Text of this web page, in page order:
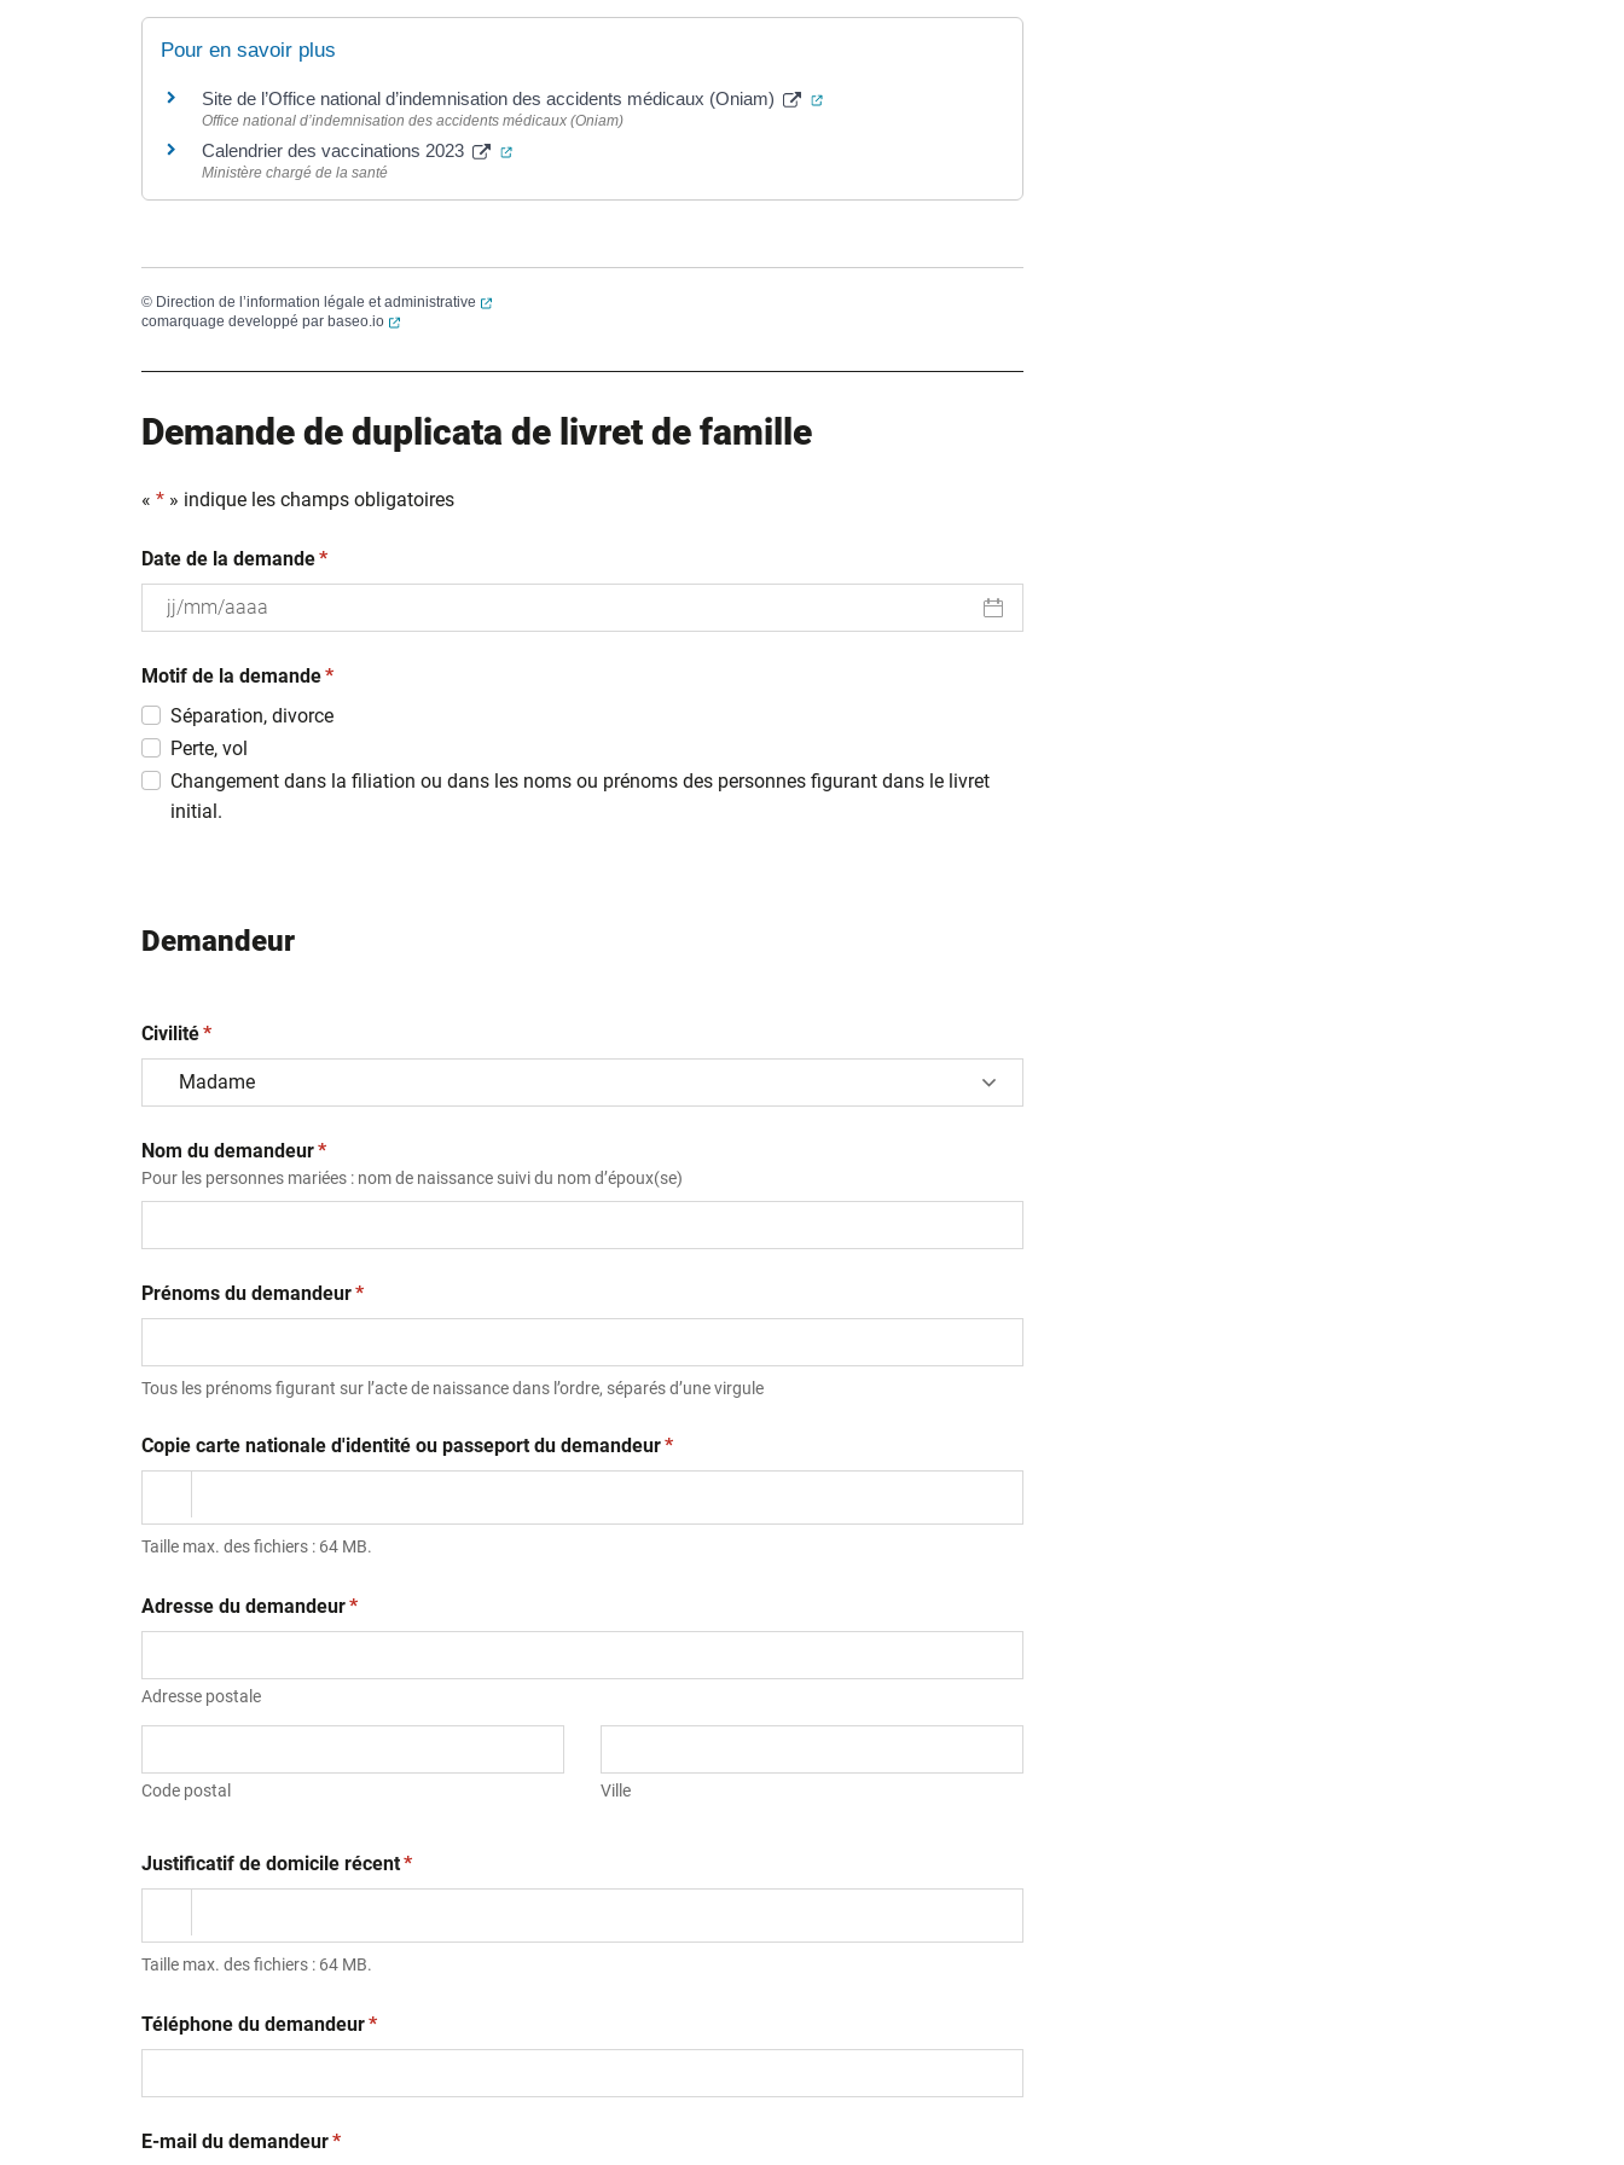
Pour en savoir plus
Site de l’Office national d’indemnisation des accidents médicaux (Oniam) (ouverture dans un nouvel onglet)
Office national d’indemnisation des accidents médicaux (Oniam)
Calendrier des vaccinations 2023 (ouverture dans un nouvel onglet)
Ministère chargé de la santé
© Direction de l’information légale et administrative
(ouverture dans un nouvel onglet)
comarquage developpé par baseo.io (ouverture dans un nouvel onglet)
Demande de duplicata de livret de famille
« * » indique les champs obligatoires
Date de la demande(obligatoire)
*
slash
MM
slash
AAAA
Motif de la demande(obligatoire)
*
Séparation, divorce
Perte, vol
Changement dans la filiation ou dans les noms ou prénoms des personnes figurant dans le livret
initial.
Demandeur
Civilité(obligatoire)
*
Nom du demandeur(obligatoire)
*
Pour les personnes mariées : nom de naissance suivi du nom d’époux(se)
Prénoms du demandeur(obligatoire)
*
Tous les prénoms figurant sur l’acte de naissance dans l’ordre, séparés d’une virgule
Copie carte nationale d'identité ou passeport du demandeur(obligatoire)
*
Taille max. des fichiers : 64 MB.
Adresse du demandeur(obligatoire)
*
Adresse postale
Code postal Ville
Justificatif de domicile récent(obligatoire)
*
Taille max. des fichiers : 64 MB.
Téléphone du demandeur(obligatoire)
*
E-mail du demandeur(obligatoire)
*